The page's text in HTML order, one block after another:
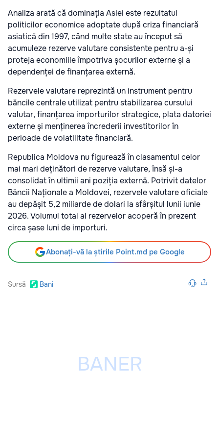
Analiza arată că dominația Asiei este rezultatul
politicilor economice adoptate după criza financiară
asiatică din 1997, când multe state au început să
acumuleze rezerve valutare consistente pentru a-și
proteja economiile împotriva șocurilor externe și a
dependenței de finanțarea externă.
Rezervele valutare reprezintă un instrument pentru
băncile centrale utilizat pentru stabilizarea cursului
valutar, finanțarea importurilor strategice, plata datoriei
externe și menținerea încrederii investitorilor în
perioade de volatilitate financiară.
Republica Moldova nu figurează în clasamentul celor
mai mari deținători de rezerve valutare, însă și-a
consolidat în ultimii ani poziția externă. Potrivit datelor
Băncii Naționale a Moldovei, rezervele valutare oficiale
au depășit 5,2 miliarde de dolari la sfârșitul lunii iunie
2026. Volumul total al rezervelor acoperă în prezent
circa șase luni de importuri.
Abonați-vă la știrile Point.md pe Google
Sursă Bani